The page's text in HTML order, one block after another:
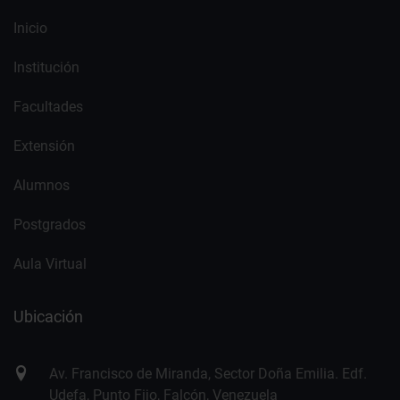
Inicio
Institución
Facultades
Extensión
Alumnos
Postgrados
Aula Virtual
Ubicación
Av. Francisco de Miranda, Sector Doña Emilia. Edf.
Udefa, Punto Fijo, Falcón, Venezuela